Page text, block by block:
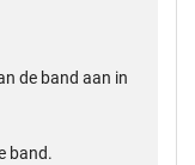
de band aan in
band.